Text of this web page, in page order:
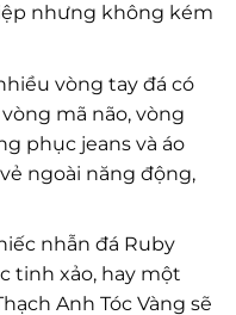
nhưng không kém
vòng tay đá có
mã não, vòng
phục jeans và áo
ngoài năng động,
nhẫn đá Ruby
tinh xảo, hay một
Anh Tóc Vàng sẽ